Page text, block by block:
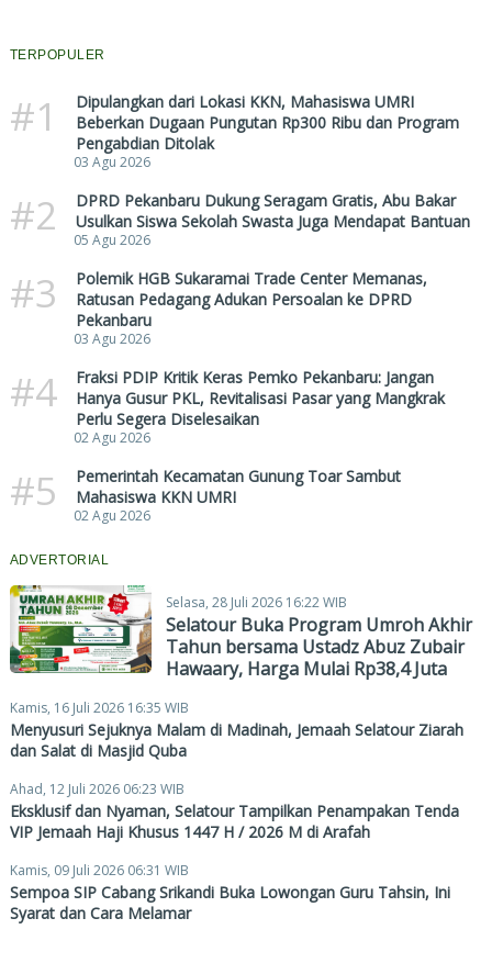
TERPOPULER
#1
Dipulangkan dari Lokasi KKN, Mahasiswa UMRI
Beberkan Dugaan Pungutan Rp300 Ribu dan Program
Pengabdian Ditolak
03 Agu 2026
#2
DPRD Pekanbaru Dukung Seragam Gratis, Abu Bakar
Usulkan Siswa Sekolah Swasta Juga Mendapat Bantuan
05 Agu 2026
#3
Polemik HGB Sukaramai Trade Center Memanas,
Ratusan Pedagang Adukan Persoalan ke DPRD
Pekanbaru
03 Agu 2026
#4
Fraksi PDIP Kritik Keras Pemko Pekanbaru: Jangan
Hanya Gusur PKL, Revitalisasi Pasar yang Mangkrak
Perlu Segera Diselesaikan
02 Agu 2026
#5
Pemerintah Kecamatan Gunung Toar Sambut
Mahasiswa KKN UMRI
02 Agu 2026
ADVERTORIAL
Selasa, 28 Juli 2026 16:22 WIB
Selatour Buka Program Umroh Akhir
Tahun bersama Ustadz Abuz Zubair
Hawaary, Harga Mulai Rp38,4 Juta
Kamis, 16 Juli 2026 16:35 WIB
Menyusuri Sejuknya Malam di Madinah, Jemaah Selatour Ziarah
dan Salat di Masjid Quba
Ahad, 12 Juli 2026 06:23 WIB
Eksklusif dan Nyaman, Selatour Tampilkan Penampakan Tenda
VIP Jemaah Haji Khusus 1447 H / 2026 M di Arafah
Kamis, 09 Juli 2026 06:31 WIB
Sempoa SIP Cabang Srikandi Buka Lowongan Guru Tahsin, Ini
Syarat dan Cara Melamar